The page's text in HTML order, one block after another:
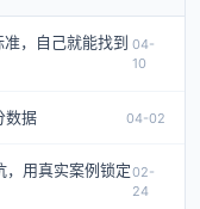
，自己就能找到 04-
10
数据 04-02
，用真实案例锁定02-
24